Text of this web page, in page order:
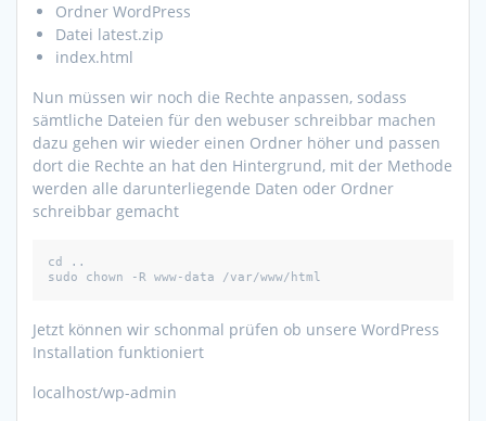
Ordner WordPress
Datei latest.zip
index.html
Nun müssen wir noch die Rechte anpassen, sodass
sämtliche Dateien für den webuser schreibbar machen
dazu gehen wir wieder einen Ordner höher und passen
dort die Rechte an hat den Hintergrund, mit der Methode
werden alle darunterliegende Daten oder Ordner
schreibbar gemacht
cd ..
sudo chown -R www-data /var/www/html
Jetzt können wir schonmal prüfen ob unsere WordPress
Installation funktioniert
localhost/wp-admin